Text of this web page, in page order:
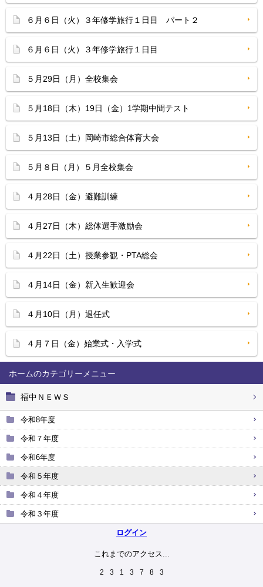
ホーム
福中ＮＥＷＳ
令和8年度
令和７年度
令和6年度
令和５年度
令和４年度
令和３年度
ログイン
これまでのアクセス...
2 3 1 3 7 8 3
６月６日（火）３年修学旅行１日目 パート２
６月６日（火）３年修学旅行１日目
５月29日（月）全校集会
５月18日（木）19日（金）1学期中間テスト
５月13日（土）岡崎市総合体育大会
５月８日（月）５月全校集会
４月28日（金）避難訓練
４月27日（木）総体選手激励会
４月22日（土）授業参観・PTA総会
４月14日（金）新入生歓迎会
４月10日（月）退任式
４月７日（金）始業式・入学式